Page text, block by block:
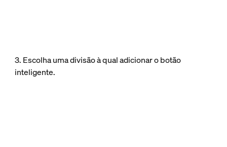
3. Escolha uma divisão à qual adicionar o botão
inteligente.